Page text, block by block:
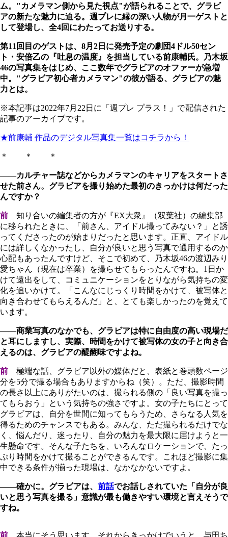
ム。"カメラマン側から見た視点"が語られることで、グラビ
アの新たな魅力に迫る。週プレに縁の深い人物が月一ゲストと
して登場し、全4回にわたってお送りする。
第11回目のゲストは、8月2日に発売予定の劇団4ドル50セン
ト・安倍乙の『吐息の温度』を担当している前康輔氏。乃木坂
46の写真集をはじめ、ここ数年でグラビアのオファーが急増
中。"グラビア初心者カメラマン"の彼が語る、グラビアの魅
力とは。
※本記事は2022年7月22日に「週プレ プラス！」で配信された
記事のアーカイブです。
★前康輔 作品のデジタル写真集一覧はコチラから！
＊ ＊ ＊
――カルチャー誌などからカメラマンのキャリアをスタートさ
せた前さん。グラビアを撮り始めた最初のきっかけは何だった
んですか？
前 知り合いの編集者の方が『EX大衆』（双葉社）の編集部
に移られたときに、「前さん、アイドル撮ってみない？」と誘
ってくださったのが始まりだったと思います。正直、アイドル
には詳しくなかったし、自分が良いと思う写真で通用するのか
心配もあったんですけど、そこで初めて、乃木坂46の渡辺みり
愛ちゃん（現在は卒業）を撮らせてもらったんですね。1日か
けて遠出をして、コミュニケーションをとりながら気持ちの変
化を追いかけて。「こんなにじっくり時間をかけて、被写体と
向き合わせてもらえるんだ」と、とても楽しかったのを覚えて
います。
――商業写真のなかでも、グラビアは特に自由度の高い現場だ
と耳にしますし、実際、時間をかけて被写体の女の子と向き合
えるのは、グラビアの醍醐味ですよね。
前 極端な話、グラビア以外の媒体だと、表紙と巻頭数ページ
分を5分で撮る場合もありますからね（笑）。ただ、撮影時間
の長さ以上にありがたいのは、撮られる側の「良い写真を撮っ
てもらおう」という気持ちの強さですよ。女の子たちにとって
グラビアは、自分を世間に知ってもらうため、さらなる人気を
得るためのチャンスでもある。みんな、ただ撮られるだけでな
く、悩んだり、迷ったり、自分の魅力を最大限に届けようと一
生懸命です。そんな子たちを、いろんなロケーションで、たっ
ぷり時間をかけて撮ることができるんです。これほど撮影に集
中できる条件が揃った現場は、なかなかないですよ。
――確かに。グラビアは、 前話でお話しされていた「自分が良
いと思う写真を撮る」意識が最も働きやすい環境と言えそうで
すね。
前 本当にそう思います。それからきっかけでいうと、与田ち